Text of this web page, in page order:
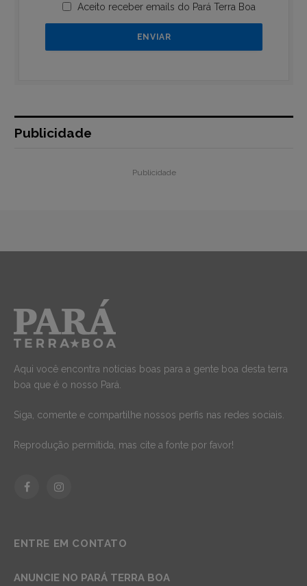
Aceito receber emails do Pará Terra Boa
Publicidade
Publicidade
Aqui você encontra notícias boas para a gente boa desta terra
boa que é o nosso Pará.
Siga, comente e compartilhe nossos perfis nas redes sociais.
Reprodução permitida, mas cite a fonte por favor!
FacebookInstagram
ENTRE EM CONTATO
ANUNCIE NO PARÁ TERRA BOA